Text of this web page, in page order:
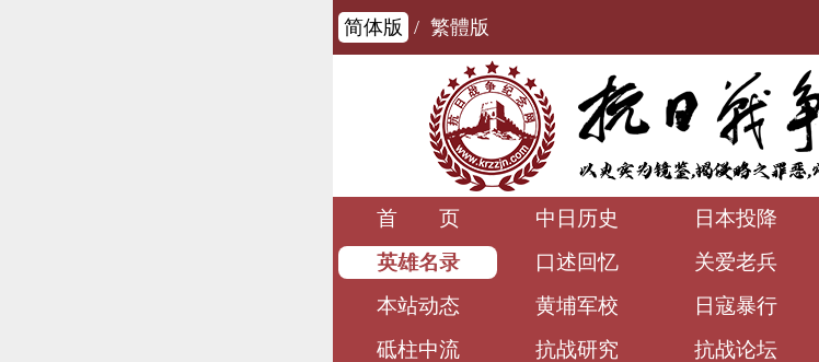
简体版 / 繁體版
首 页 中日历史 日本投降
英雄名录
口述回忆 关爱老兵
本站动态
黄埔军校 日寇暴行
砥柱中流
抗战研究 抗战论坛